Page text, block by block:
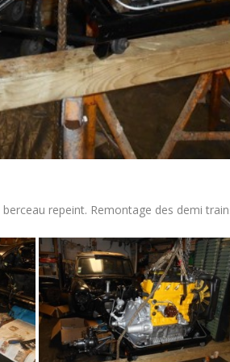
repeint. Remontage des demi